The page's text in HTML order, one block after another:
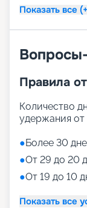
Показать все
Правила
Количество
удержания от
●Более 30
●От 29 до 20
●От 19 до 10
Показать все